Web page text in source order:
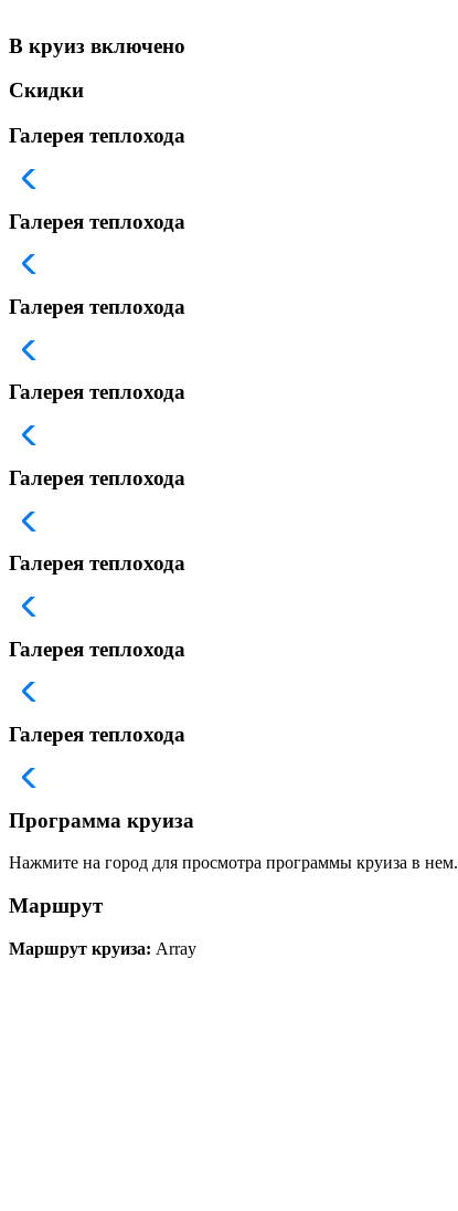
В круиз включено
Скидки
Галерея теплохода
Галерея теплохода
Галерея теплохода
Галерея теплохода
Галерея теплохода
Галерея теплохода
Галерея теплохода
Галерея теплохода
Программа круиза
Нажмите на город для просмотра программы круиза в нем.
Маршрут
Маршрут круиза: Array